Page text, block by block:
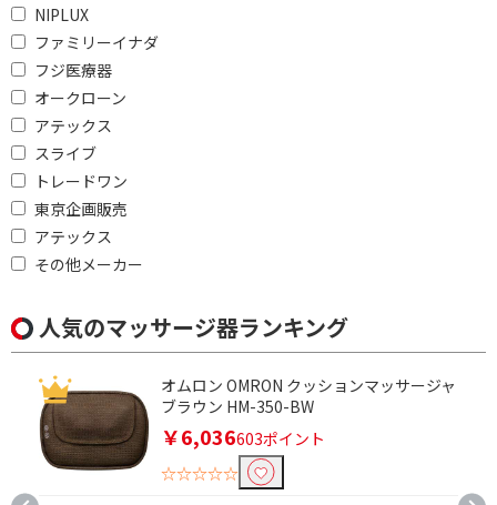
NIPLUX
ファミリーイナダ
フジ医療器
オークローン
アテックス
スライブ
トレードワン
東京企画販売
アテックス
その他メーカー
人気のマッサージ器ランキング
オムロン OMRON クッションマッサージャ
ブラウン HM-350-BW
￥6,036603ポイント
☆☆☆☆☆